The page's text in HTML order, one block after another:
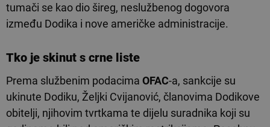
tumači se kao dio šireg, neslužbenog dogovora
između Dodika i nove američke administracije.
Tko je skinut s crne liste
Prema službenim podacima OFAC-a, sankcije su
ukinute Dodiku, Željki Cvijanović, članovima Dodikove
obitelji, njihovim tvrtkama te dijelu suradnika koji su